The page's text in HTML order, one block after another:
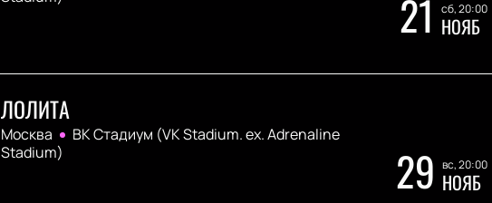
21 сб, 20:00
НОЯБ
ЛОЛИТА
Москва
ВК Стадиум (VK Stadium. ex. Adrenaline
Stadium)
29 вс, 20:00
НОЯБ